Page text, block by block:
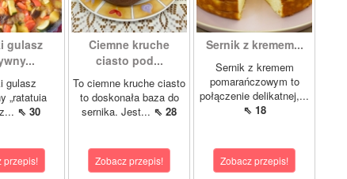
gulasz
gulasz
„ratatuia
⇖ 30
przepis!
Ciemne kruche
ciasto pod...
To ciemne kruche ciasto
to doskonała baza do
sernika. Jest... ⇖ 28
Zobacz przepis!
Sernik z kremem...
Sernik z kremem
pomarańczowym to
połączenie delikatnej,...
⇖ 18
Zobacz przepis!